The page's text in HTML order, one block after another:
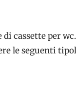
cassette per
le seguenti